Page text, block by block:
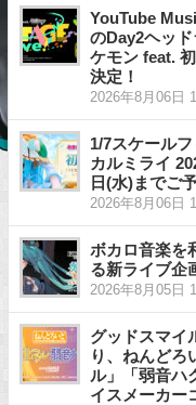
YouTube
のDay2ヘッ
ケモン feat.
決定！
2026年8月06日
1/7スケール
カルミライ
日(水)までご
2026年8月06日
ボカロ音楽を
る新ライブ企
2026年8月05日
グッドスマイ
り、ねんどろ
ル」「弱音ハ
イスメーカー